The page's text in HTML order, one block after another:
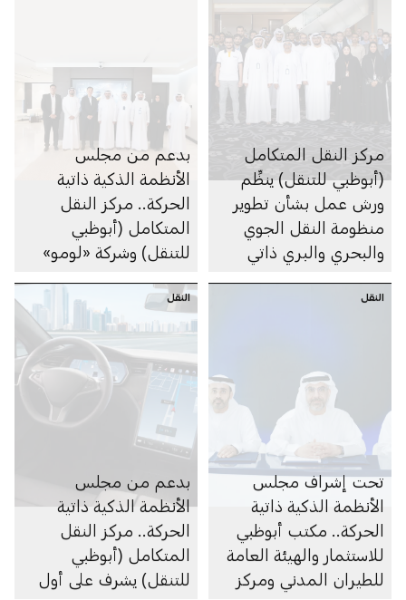
مركز النقل المتكامل
(أبوظبي للتنقل) ينظِّم
ورش عمل بشأن تطوير
منظومة النقل الجوي
والبحري والبري ذاتي
بدعم من مجلس
الأنظمة الذكية ذاتية
الحركة.. مركز النقل
المتكامل (أبوظبي
للتنقل) وشركة «لومو»
لحافلة نقل عام ذاتية
القيادة في الشرق
الأوسط وشمال إفريقيا
النقل
تحت إشراف مجلس
الأنظمة الذكية ذاتية
الحركة.. مكتب أبوظبي
للاستثمار والهيئة العامة
للطيران المدني ومركز
النقل
بدعم من مجلس
الأنظمة الذكية ذاتية
الحركة.. مركز النقل
المتكامل (أبوظبي
للتنقل) يشرف على أول